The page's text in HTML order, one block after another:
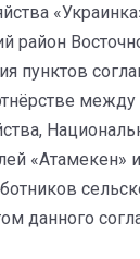
район
пунктов
«Атамекен»
данного